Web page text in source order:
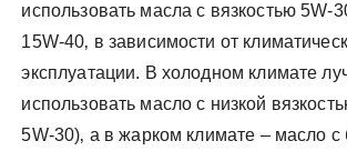
использовать масла с вязкостью 5W-
15W-40‚ в зависимости от
эксплуатации. В холодном климате
использовать масло с низкой
5W-30)‚ а в жарком климате – масло